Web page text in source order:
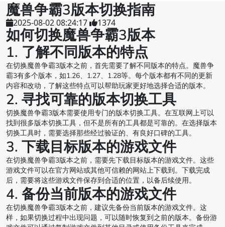
魔兽争霸3版本切换指南
2025-08-02 08:24:17 1374
如何切换魔兽争霸3版本
1. 了解不同版本的特点
在切换魔兽争霸3版本之前，首先需要了解不同版本的特点。魔兽争
霸3有多个版本，如1.26、1.27、1.28等。每个版本都有不同的更新
内容和改动，了解这些特点可以帮助玩家更好地选择合适的版本。
2. 寻找可靠的版本切换工具
切换魔兽争霸3版本需要使用专门的版本切换工具。在互联网上可以
找到很多版本切换工具，但不是所有的工具都是可靠的。在选择版本
切换工具时，需要选择那些经过验证的、有良好口碑的工具。
3. 下载目标版本的游戏文件
在切换魔兽争霸3版本之前，需要先下载目标版本的游戏文件。这些
游戏文件可以在官方网站或其他可信赖的网站上下载到。下载完成
后，需要将这些游戏文件保存到合适的位置，以备后续使用。
4. 备份当前版本的游戏文件
在切换魔兽争霸3版本之前，建议先备份当前版本的游戏文件。这
样，如果切换过程中出现问题，可以随时恢复到之前的版本。备份游